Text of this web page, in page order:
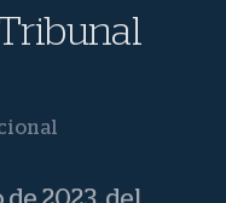
2023, del